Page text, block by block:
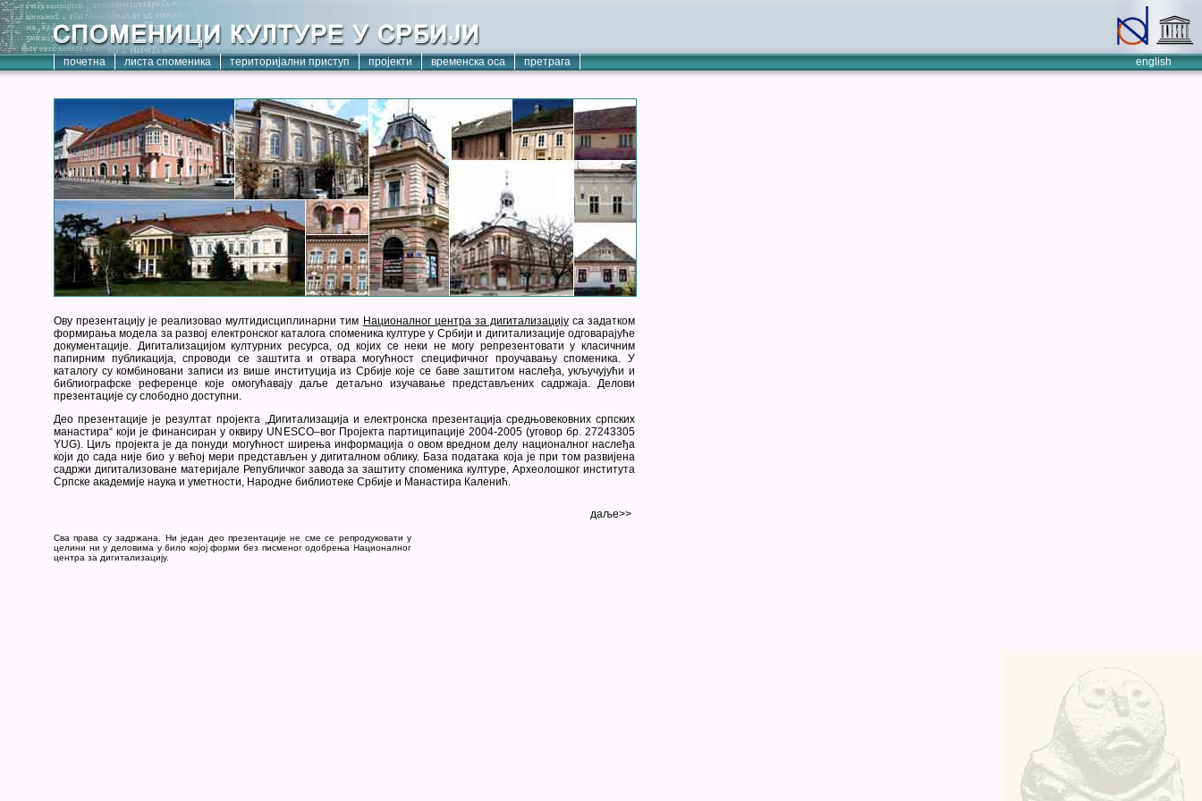
почетна листа споменика територијални приступ пројекти временска оса претрага english
Ову презентацију је реализовао мултидисциплинарни тим Националног центра за дигитализацијуса задатком
формирања модела за развој електронског каталога споменика културе у Србији и дигитализације одговарајуће
документације. Дигитализацијом културних ресурса, од којих се неки не могу репрезентовати у класичним
папирним публикација, спроводи се заштита и отвара могућност специфичног проучавању споменика. У
каталогу су комбиновани записи из више институција из Србије које се баве заштитом наслеђа, укључујући и
библиографске референце које омогућавају даље детаљно изучавање представљених садржаја. Делови
презентације су слободно доступни.
Део презентације је резултат пројекта „Дигитализација и електронска презентација средњовековних српских
манастира“ који је финансиран у оквиру UNESCO–вог Пројекта партиципације 2004-2005 (уговор бр. 27243305
YUG). Циљ пројекта је да понуди могућност ширења информација о овом вредном делу националног наслеђа
који до сада није био у већој мери представљен у дигиталном облику. База података која је при том развијена
садржи дигитализоване материјале Републичког завода за заштиту споменика културе, Археолошког института
Српске академије наука и уметности, Народне библиотеке Србије и Манастира Каленић.
даље>>
Сва права су задржана. Ни један део презентације не сме се репродуковати у
целини ни у деловима у било којој форми без писменог одобрења Националног
центра за дигитализацију.